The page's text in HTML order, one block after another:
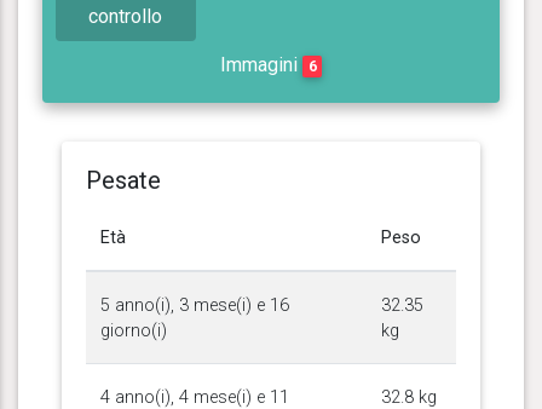
controllo
Immagini 6
Pesate
Età Peso
5 anno(i), 3 mese(i) e 16
giorno(i)
32.35
kg
4 anno(i), 4 mese(i) e 11
32.8 kg